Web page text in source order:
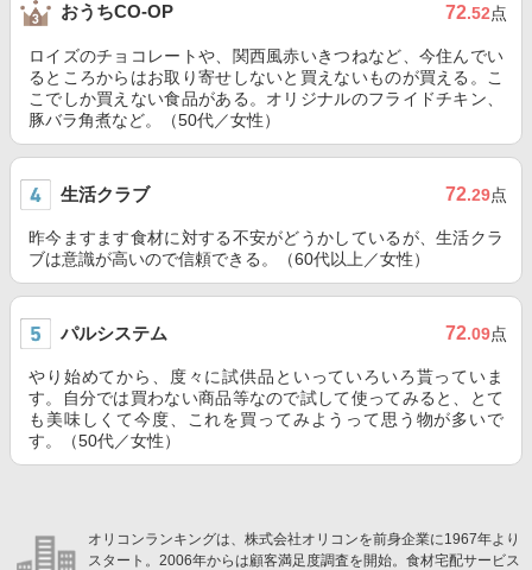
おうちCO-OP 72.52点
ロイズのチョコレートや、関西風赤いきつねなど、今住んでい
るところからはお取り寄せしないと買えないものが買える。こ
こでしか買えない食品がある。オリジナルのフライドチキン、
豚バラ角煮など。（50代／女性）
生活クラブ 72.29点
昨今ますます食材に対する不安がどうかしているが、生活クラ
ブは意識が高いので信頼できる。（60代以上／女性）
パルシステム 72.09点
やり始めてから、度々に試供品といっていろいろ貰っていま
す。自分では買わない商品等なので試して使ってみると、とて
も美味しくて今度、これを買ってみようって思う物が多いで
す。（50代／女性）
オリコンランキングは、株式会社オリコンを前身企業に1967年より
スタート。2006年からは顧客満足度調査を開始。食材宅配サービス